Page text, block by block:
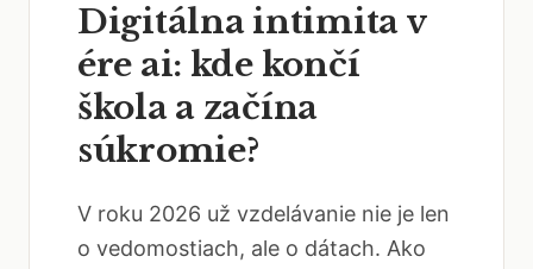
Digitálna intimita v
ére ai: kde končí
škola a začína
súkromie?
V roku 2026 už vzdelávanie nie je len
o vedomostiach, ale o dátach. Ako